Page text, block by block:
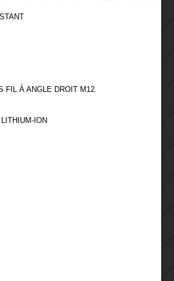
FIL À ANGLE DROIT M12
ION